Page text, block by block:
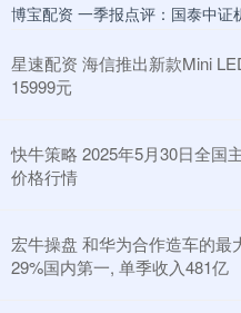
博宝配资 一季报点评：国泰中
星速配资 海信推出新款Mini
15999元
快牛策略 2025年5月30日全国
价格行情
宏牛操盘 和华为合作造车的最
29%国内第一, 单季收入481亿